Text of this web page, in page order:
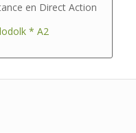
en Direct Action
* A2